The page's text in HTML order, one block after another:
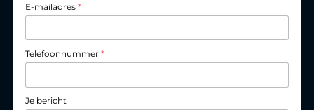
E-mailadres *
Telefoonnummer *
Je bericht